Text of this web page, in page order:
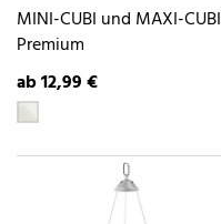
MINI-CUBI und MAXI-CUBI
Premium
ab 12,99 €